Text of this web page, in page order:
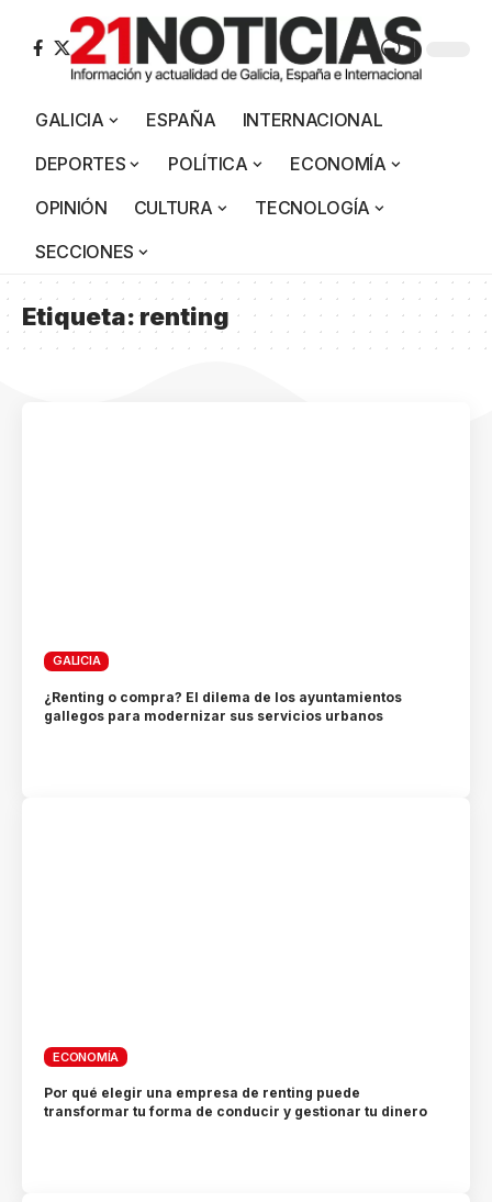
GALICIA ESPAÑA
INTERNACIONAL
DEPORTES
POLÍTICA
ECONOMÍA
OPINIÓN
CULTURA
TECNOLOGÍA
SECCIONES
Etiqueta:renting
GALICIA
¿Renting o compra? El dilema de los ayuntamientos
gallegos para modernizar sus servicios urbanos
ECONOMÍA
Por qué elegir una empresa de renting puede
transformar tu forma de conducir y gestionar tu dinero